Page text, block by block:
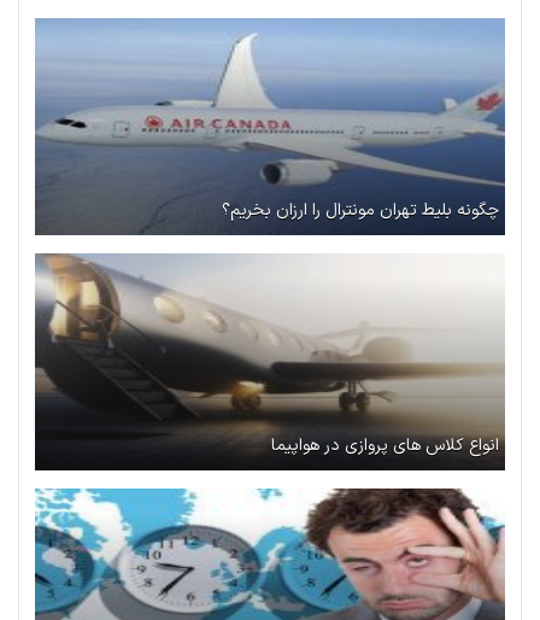
چگونه بلیط تهران مونترال را ارزان بخریم؟
انواع کلاس های پروازی در هواپیما